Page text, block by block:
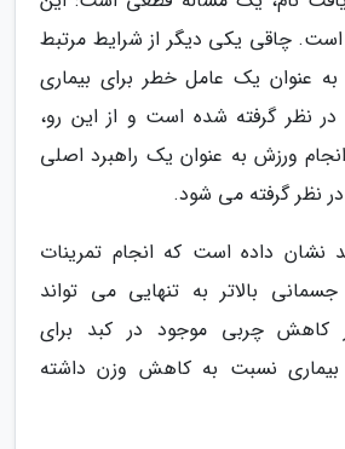
است. چاقی یکی دیگر از شرایط مرتبط
به عنوان یک عامل خطر برای بیماری
نظر گرفته شده است و از این رو،
ورزش به عنوان یک راهبرد اصلی
نظر گرفته می شود.
نشان داده است که انجام تمرینات
بالاتر به تنهایی می تواند
کاهش چربی موجود در کبد برای
بیماری نسبت به کاهش وزن داشته